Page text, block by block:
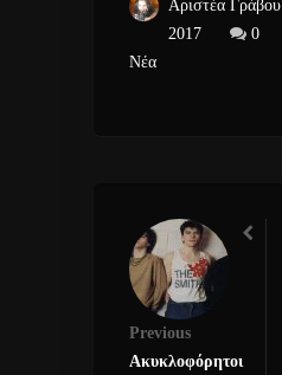
Αριστέα Γράβου
2017
0
Νέα
Previous
Ακυκλοφόρητοι